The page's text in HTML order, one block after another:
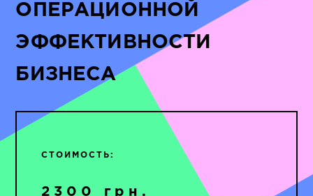
ОПЕРАЦИОННОЙ
ЭФФЕКТИВНОСТИ
БИЗНЕСА
СТОИМОСТЬ:
2300 грн.